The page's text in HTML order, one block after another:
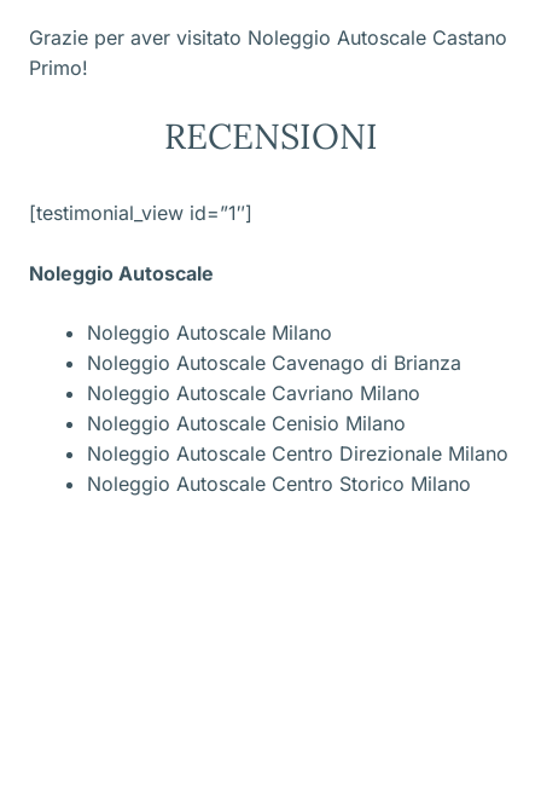
Grazie per aver visitato Noleggio Autoscale Castano
Primo!
RECENSIONI
[testimonial_view id=”1″]
Noleggio Autoscale
Noleggio Autoscale Milano
Noleggio Autoscale Cavenago di Brianza
Noleggio Autoscale Cavriano Milano
Noleggio Autoscale Cenisio Milano
Noleggio Autoscale Centro Direzionale Milano
Noleggio Autoscale Centro Storico Milano